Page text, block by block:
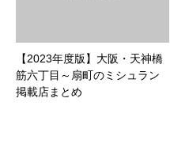
【2023年度版】大阪・天神橋
筋六丁目～扇町のミシュラン
掲載店まとめ